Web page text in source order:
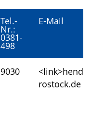
Tel.-
Nr.:
0381-
498
E-Mail
9030
rostock.de